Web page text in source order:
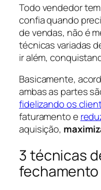
Todo vendedor
confia quando
de vendas, não é
técnicas variadas
ir além,
Basicamente,
ambas as partes
fidelizando os
faturamento e
aquisição,
3 técnicas